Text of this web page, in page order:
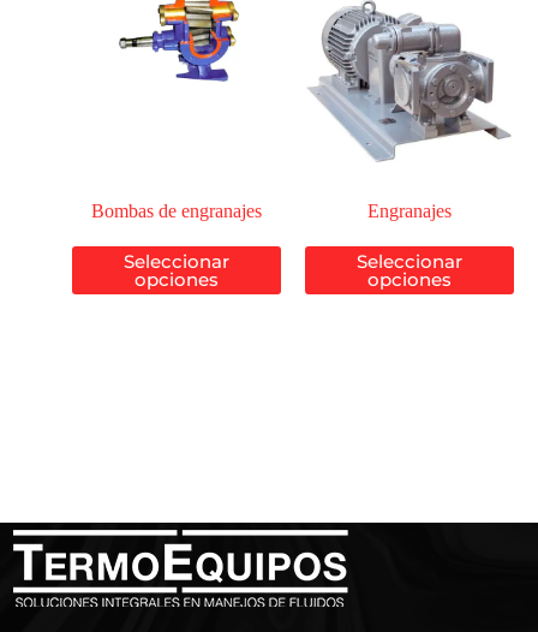
Bombas de engranajes
Seleccionar
opciones
Engranajes
Seleccionar
opciones